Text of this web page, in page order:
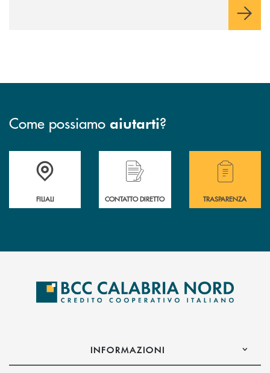
Come possiamo aiutarti?
Trova la filiale più vicina a te
FILIALI
Hai bisogno di assistenza immediata ?
CONTATTO DIRETTO
Hai bisogno di
TRASPARENZA
INFORMAZIONI